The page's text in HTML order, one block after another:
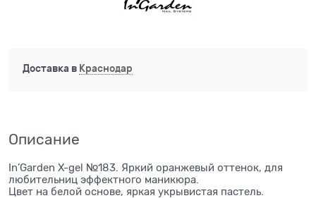
Доставка в Краснодар
Описание
In’Garden X-gel №183. Яркий оранжевый оттенок, для
любительниц эффектного маникюра.
Цвет на белой основе, яркая укрывистая пастель.